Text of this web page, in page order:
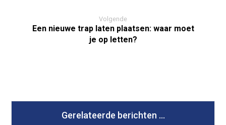
Volgende
Een nieuwe trap laten plaatsen: waar moet
je op letten?
Gerelateerde berichten ...